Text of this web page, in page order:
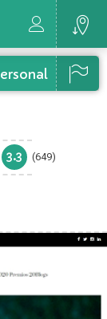
3.3 (649)